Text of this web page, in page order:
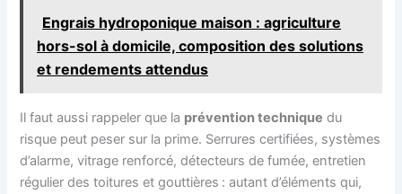
Engrais hydroponique maison : agriculture
hors-sol à domicile, composition des solutions
et rendements attendus
Il faut aussi rappeler que la prévention technique du
risque peut peser sur la prime. Serrures certifiées, systèmes
d’alarme, vitrage renforcé, détecteurs de fumée, entretien
régulier des toitures et gouttières : autant d’éléments qui,